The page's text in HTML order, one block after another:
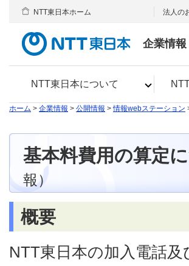
企業情報
NTT東日本について
NTT東日本ホーム 法人の
ホーム > 企業情報 > 公開情報 >情報webステーション
基本料費用の算定
報）
概要
NTT東日本の加入電話